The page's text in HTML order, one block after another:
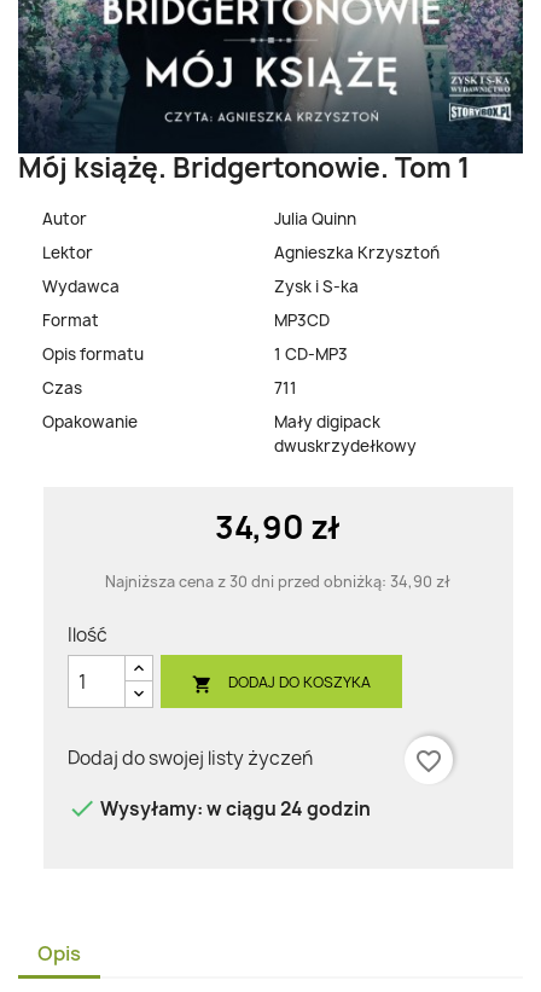
Mój książę. Bridgertonowie. Tom 1
Autor
Julia Quinn
Lektor
Agnieszka Krzysztoń
Wydawca
Zysk i S-ka
Format
MP3CD
Opis formatu
1 CD-MP3
Czas
711
Opakowanie
Mały digipack
dwuskrzydełkowy
34,90 zł
Najniższa cena z 30 dni przed obniżką: 34,90 zł
Ilość
 DODAJ DO KOSZYKA
Dodaj do swojej listy życzeń
favorite_border
 Wysyłamy: w ciągu 24 godzin
Opis